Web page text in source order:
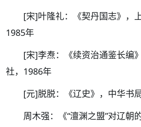
[宋]叶隆礼：《契丹国志》，
1985年
[宋]李焘：《续资治通鉴长编
社，1986年
[元]脱脱：《辽史》，中华书
周木强：《“澶渊之盟”对辽朝